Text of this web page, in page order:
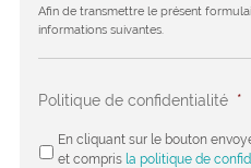
Afin de transmettre le présent
informations suivantes.
Politique de confidentialité *
En cliquant sur le bouton
et compris la politique de